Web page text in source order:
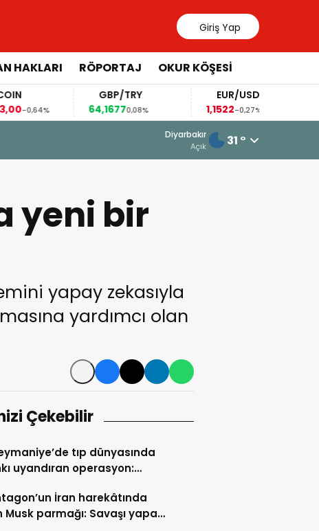
Giriş Yap
HAKLARI RÖPORTAJ OKUR KÖŞESİ
GBP/TRY
0,08%
EUR/USD
-0,27%
6 Ağustos 2026 - 15:35
Kobani Üniversitesi’nde Kürtçe
Diyarbakır
Açık 31 °
yeni bir
yapay zekasıyla
yardımcı olan
Çekebilir
tıp dünyasında
uyandıran operasyon:
İran harekâtında
Musk parmağı: Savaşı yapay